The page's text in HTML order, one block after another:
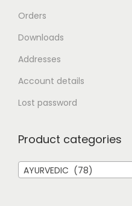
Orders
Downloads
Addresses
Account details
Lost password
Product categories
AYURVEDIC (78)